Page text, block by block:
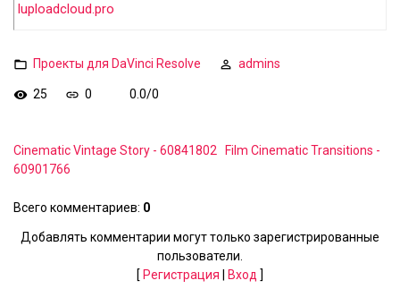
luploadcloud.pro
Проекты для DaVinci Resolve admins
25 0 0.0/0
Cinematic Vintage Story - 60841802
Film Cinematic Transitions -
60901766
Всего комментариев: 0
Добавлять комментарии могут только зарегистрированные
пользователи.
[ Регистрация Вход ]